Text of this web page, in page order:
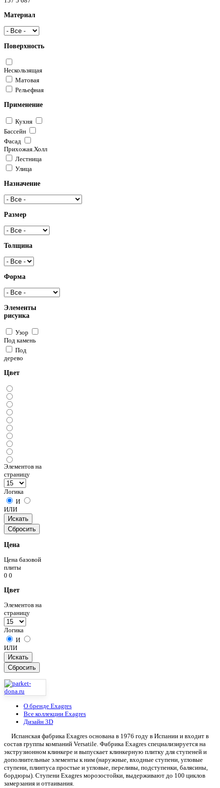
Материал
Поверхность
Нескользящая
Матовая
Рельефная
Применение
Кухня
Бассейн
Фасад
Прихожая.Холл
Лестница
Улица
Назначение
Размер
Толщина
Форма
Элементы
рисунка
Узор
Под камень
Под
дерево
Цвет
Элементов на
страницу
Логика
И
ИЛИ
Цена
Цена базовой
плиты
0 0
Цвет
Элементов на
страницу
Логика
И
ИЛИ
О бренде Exagres
Все коллекции Exagres
Дизайн 3D
Испанская фабрика Exagres основана в 1976 году в Испании и входит в
состав группы компаний Versatile. Фабрика Exagres специализируется на
экструзионном клинкере и выпускает клинкерную плитку для ступеней и
дополнительные элементы к ним (наружные, входные ступени, угловые
ступени, плинтуса простые и угловые, переливы, подступенки, балясины,
бордюры). Ступени Exagres морозостойки, выдерживают до 100 циклов
замерзания и оттаивания.